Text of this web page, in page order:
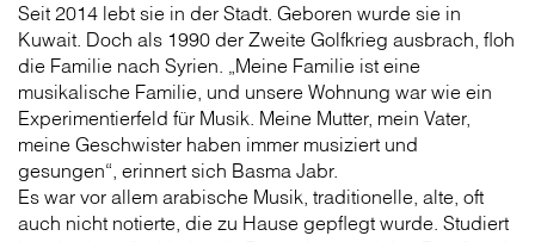
Seit 2014 lebt sie in der Stadt. Geboren wurde sie in
Kuwait. Doch als 1990 der Zweite Golfkrieg ausbrach, floh
die Familie nach Syrien. „Meine Familie ist eine
musikalische Familie, und unsere Wohnung war wie ein
Experimentierfeld für Musik. Meine Mutter, mein Vater,
meine Geschwister haben immer musiziert und
gesungen“, erinnert sich Basma Jabr.
Es war vor allem arabische Musik, traditionelle, alte, oft
auch nicht notierte, die zu Hause gepflegt wurde. Studiert